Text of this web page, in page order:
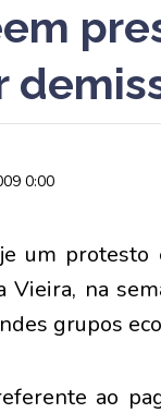
0:00
um
na
grupos
ao